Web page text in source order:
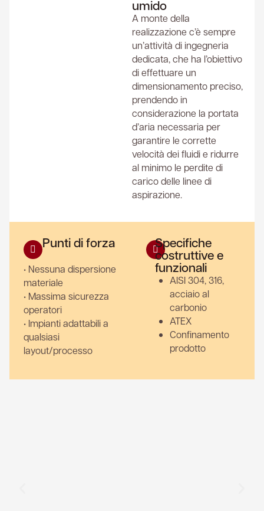
umido
A monte della
realizzazione c’è sempre
un’attività di ingegneria
dedicata, che ha l’obiettivo
di effettuare un
dimensionamento preciso,
prendendo in
considerazione la portata
d’aria necessaria per
garantire le corrette
velocità dei fluidi e ridurre
al minimo le perdite di
carico delle linee di
aspirazione.
Punti di forza
• Nessuna dispersione
materiale
• Massima sicurezza
operatori
• Impianti adattabili a
qualsiasi
layout/processo
Specifiche
costruttive e
funzionali
AISI 304, 316,
acciaio al
carbonio
ATEX
Confinamento
prodotto